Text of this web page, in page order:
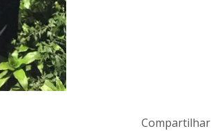
Compartilhar